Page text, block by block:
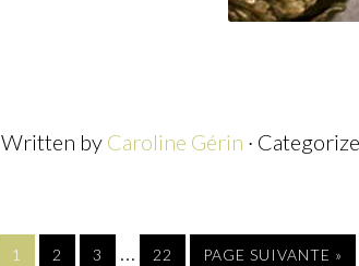
Written by Caroline Gérin ·
1 2 3 … 22 PAGE SUIVANTE »